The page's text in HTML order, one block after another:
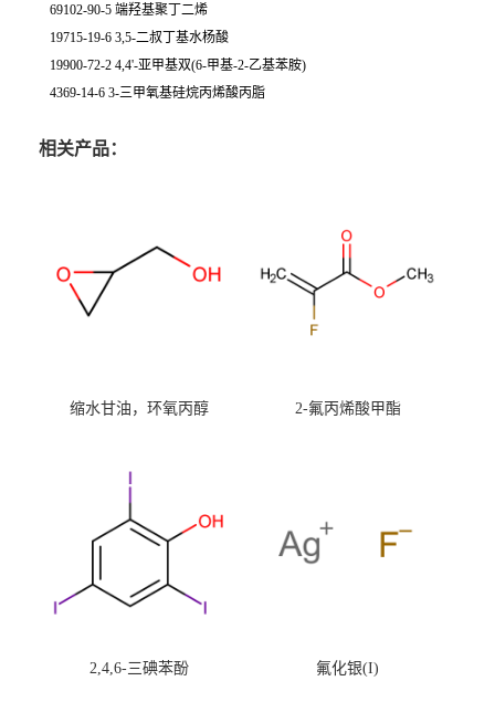
69102-90-5 端羟基聚丁二烯
19715-19-6 3,5-二叔丁基水杨酸
19900-72-2 4,4'-亚甲基双(6-甲基-2-乙基苯胺)
4369-14-6 3-三甲氧基硅烷丙烯酸丙脂
相关产品：
缩水甘油，环氧丙醇 2-氟丙烯酸甲酯
2,4,6-三碘苯酚 氟化银(I)